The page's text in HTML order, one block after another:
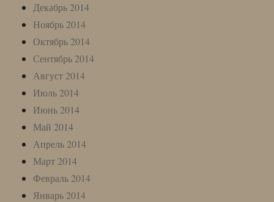
Декабрь 2014
Ноябрь 2014
Октябрь 2014
Сентябрь 2014
Август 2014
Июль 2014
Июнь 2014
Май 2014
Апрель 2014
Март 2014
Февраль 2014
Январь 2014